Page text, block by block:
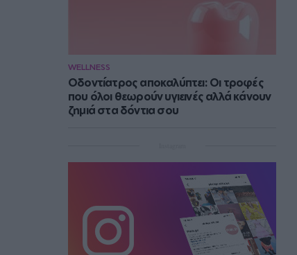
WELLNESS
Οδοντίατρος αποκαλύπτει: Οι τροφές
που όλοι θεωρούν υγιεινές αλλά κάνουν
ζημιά στα δόντια σου